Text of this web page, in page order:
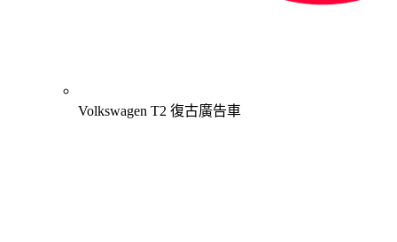
Volkswagen T2 復古廣告車